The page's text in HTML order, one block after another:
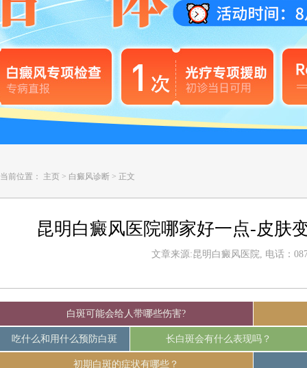
当前位置： 主页 > 白癜风诊断 > 正文
昆明白癜风医院哪家好一点-皮肤
文章来源:昆明白癜风医院, 电话：
白斑可能会给人带哪些伤害?
吃什么和用什么预防白斑 长白斑会有什么表现吗？
初期白斑的症状有哪些？